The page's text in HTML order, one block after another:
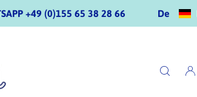
+49 (0)155 65 38 28 66 De